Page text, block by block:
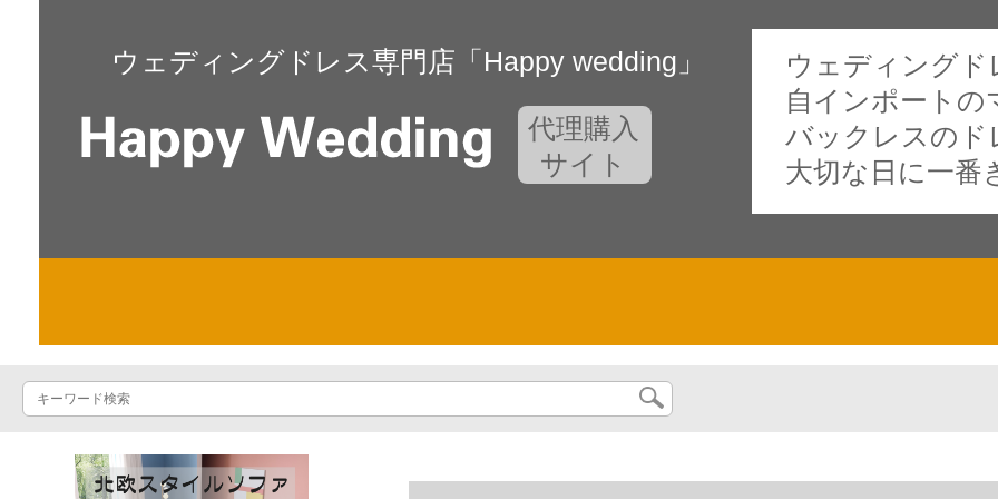
ウェディングドレス専門店「Happy wedding」
代理購入
サイト
ウェディングド
自インポート
バックレスのド
大切な日に一番